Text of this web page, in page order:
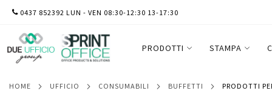
SALTA
CONTENUTO
0437 852392 LUN - VEN 08:30-12:30 13-17:30
PRODOTTI STAMPA
HOME UFFICIO CONSUMABILI BUFFETTI PRODOTTI